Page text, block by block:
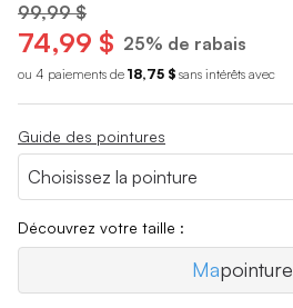
99,99 $
74,99 $ 25% de rabais
ou 4 paiements de 18,75 $ sans intérêts avec
Guide des pointures
Découvrez votre taille :
Mapointure